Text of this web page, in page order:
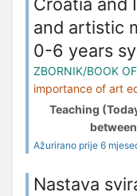
and artistic
0-6 years
ZBORNIK/BOOK
importance of art
Teaching
Ažurirano prije 6
Nastava